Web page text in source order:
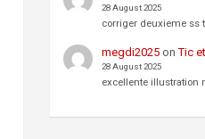
28 August 2025
corriger deuxieme ss
megdi2025onTic
28 August 2025
excellente illustration